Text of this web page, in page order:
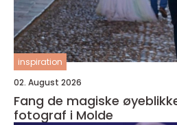
inspiration
02. August 2026
Fang de magiske
fotograf i Molde